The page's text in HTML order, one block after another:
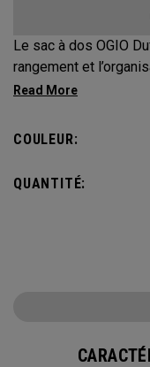
Le sac à dos OGIO
rangement et
attentes des joueurs
4 raquettes et
COULEUR:
QUANTITÉ: